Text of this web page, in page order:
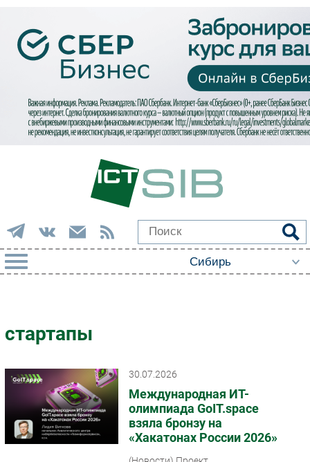
Импорто­замещение
Автоматизация Промышленности
Интернет
Мобильная связь
Фиксированная связь
Интеграция
Рынок ПК
стартапы
30.07.2026
Международная ИТ-
олимпиада GoIT.space
взяла бронзу на
«Хакатонах России 2026»